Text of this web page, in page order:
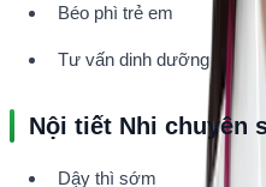
Béo phì trẻ em
Tư vấn dinh dưỡng theo
Nội tiết Nhi chuyên
Dậy thì sớm